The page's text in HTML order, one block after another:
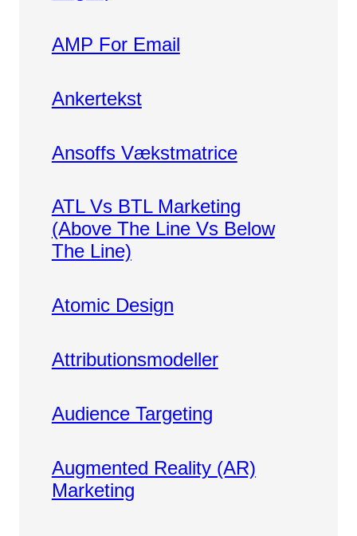
AMP For Email
Ankertekst
Ansoffs Vækstmatrice
ATL Vs BTL Marketing
(Above The Line Vs Below
The Line)
Atomic Design
Attributionsmodeller
Audience Targeting
Augmented Reality (AR)
Marketing